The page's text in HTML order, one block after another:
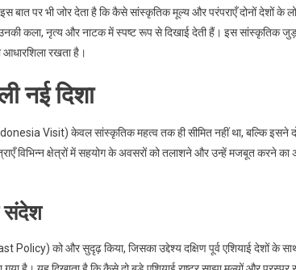
पर भी जोर देता है कि कैसे सांस्कृतिक मूल्य और परंपराएँ दोनों देशों के
उनकी कला, नृत्य और नाटक में स्पष्ट रूप से दिखाई देती हैं। इस सांस्कृतिक
आधारशिला रखता है।
नई दिशा
Visit) केवल सांस्कृतिक महत्व तक ही सीमित नहीं था, बल्कि इसने
विभिन्न क्षेत्रों में सहयोग के अवसरों को तलाशने और उन्हें मजबूत करने का
संदेश
Policy) को और सुदृढ़ किया, जिसका उद्देश्य दक्षिण पूर्व एशियाई देशों के